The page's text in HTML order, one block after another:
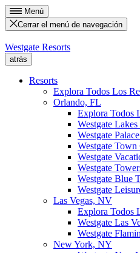
Menú
Cerrar el menú de navegación
Westgate Resorts
atrás
Resorts
Explora Todos Los
Orlando, FL
Explora Todos
Westgate
Westgate
Westgate Town
Westgate
Westgate
Westgate Blue
Westgate
Las Vegas, NV
Explora Todos
Westgate Las
Westgate
New York, NY